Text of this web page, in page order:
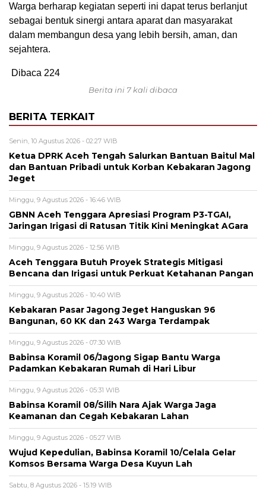
Warga berharap kegiatan seperti ini dapat terus berlanjut
sebagai bentuk sinergi antara aparat dan masyarakat
dalam membangun desa yang lebih bersih, aman, dan
sejahtera.
Dibaca 224
Berita ini 7 kali dibaca
BERITA TERKAIT
Senin, 10 Agustus 2026 - 02:27 WIB
‎Ketua DPRK Aceh Tengah Salurkan Bantuan Baitul Mal
dan Bantuan Pribadi untuk Korban Kebakaran Jagong
Jeget
Minggu, 9 Agustus 2026 - 16:46 WIB
GBNN Aceh Tenggara Apresiasi Program P3-TGAI,
Jaringan Irigasi di Ratusan Titik Kini Meningkat AGara
Minggu, 9 Agustus 2026 - 12:56 WIB
Aceh Tenggara Butuh Proyek Strategis Mitigasi
Bencana dan Irigasi untuk Perkuat Ketahanan Pangan
Minggu, 9 Agustus 2026 - 10:40 WIB
‎Kebakaran Pasar Jagong Jeget Hanguskan 96
Bangunan, 60 KK dan 243 Warga Terdampak
Minggu, 9 Agustus 2026 - 07:30 WIB
Babinsa Koramil 06/Jagong Sigap Bantu Warga
Padamkan Kebakaran Rumah di Hari Libur
Minggu, 9 Agustus 2026 - 05:31 WIB
‎Babinsa Koramil 08/Silih Nara Ajak Warga Jaga
Keamanan dan Cegah Kebakaran Lahan
Minggu, 9 Agustus 2026 - 05:27 WIB
‎Wujud Kepedulian, Babinsa Koramil 10/Celala Gelar
Komsos Bersama Warga Desa Kuyun Lah
Sabtu, 8 Agustus 2026 - 15:19 WIB